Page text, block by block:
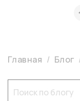
Главная Блог